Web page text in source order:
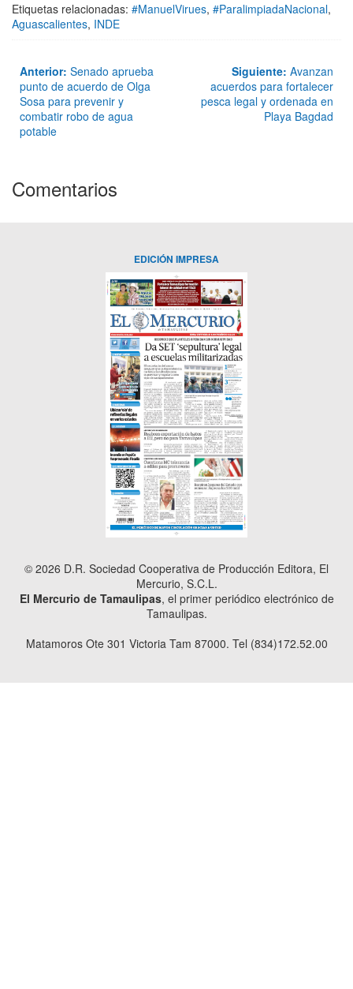
Etiquetas relacionadas: #ManuelVirues, #ParalimpiadaNacional,
Aguascalientes, INDE
Anterior: Senado aprueba
punto de acuerdo de Olga
Sosa para prevenir y
combatir robo de agua
potable
Siguiente: Avanzan
acuerdos para fortalecer
pesca legal y ordenada en
Playa Bagdad
Comentarios
EDICIÓN IMPRESA
© 2026 D.R. Sociedad Cooperativa de Producción Editora, El
Mercurio, S.C.L.
El Mercurio de Tamaulipas, el primer periódico electrónico de
Tamaulipas.
Matamoros Ote 301 Victoria Tam 87000. Tel (834)172.52.00